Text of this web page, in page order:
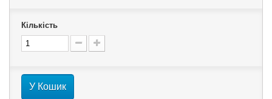
Кількість
У Кошик